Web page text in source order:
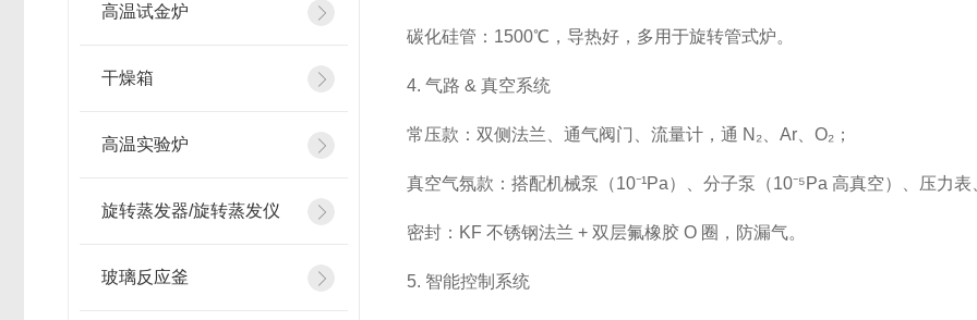
高温试金炉
干燥箱
高温实验炉
旋转蒸发器/旋转蒸发仪
玻璃反应釜
碳化硅管：1500℃，导热好，多用于旋转管式炉。
4. 气路 & 真空系统
常压款：双侧法兰、通气阀门、流量计，通 N₂、Ar、O₂；
真空气氛款：搭配机械泵（10⁻¹Pa）、分子泵（10⁻⁵Pa 高真空）、压力表
密封：KF 不锈钢法兰 + 双层氟橡胶 O 圈，防漏气。
5. 智能控制系统